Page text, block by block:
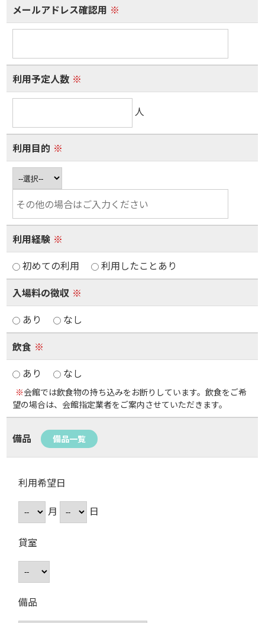
メールアドレス確認用 ※
利用予定人数 ※
人
利用目的 ※
利用経験 ※
初めての利用
利用したことあり
入場料の徴収 ※
あり
なし
飲食 ※
あり
なし
※会館では飲食物の持ち込みをお断りしています。飲食をご希
望の場合は、会館指定業者をご案内させていただきます。
備品 備品一覧
利用希望日
月
日
貸室
備品